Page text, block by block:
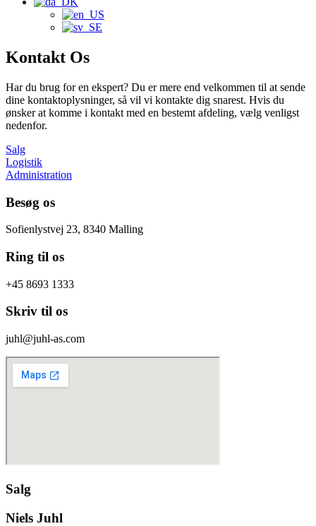
Kontakt Os
Har du brug for en ekspert? Du er mere end velkommen til at sende
dine kontaktoplysninger, så vil vi kontakte dig snarest. Hvis du
ønsker at komme i kontakt med en bestemt afdeling, vælg venligst
nedenfor.
Salg
Logistik
Administration
Besøg os
Sofienlystvej 23, 8340 Malling
Ring til os
+45 8693 1333
Skriv til os
juhl@juhl-as.com
Salg
Niels Juhl